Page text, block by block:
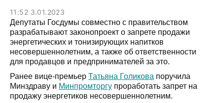
11:52 3.01.2023
Депутаты Госдумы совместно с правительством
разрабатывают законопроект о запрете продажи
энергетических и тонизирующих напитков
несовершеннолетним, а также об ответственности
для продавцов и предпринимателей за это.
Ранее вице-премьер Татьяна Голикова поручила
Минздраву и Минпромторгу проработать запрет на
продажу энергетиков несовершеннолетним.